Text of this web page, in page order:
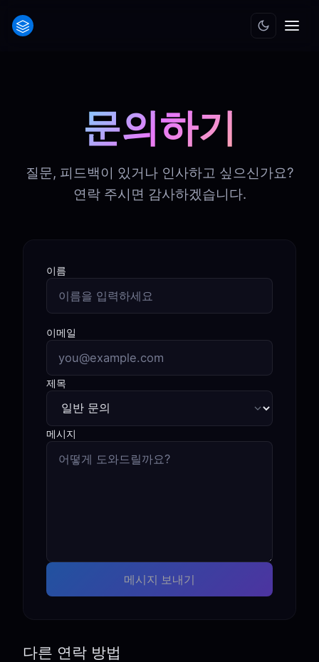
문의하기
질문, 피드백이 있거나 인사하고 싶으신가요?
연락 주시면 감사하겠습니다.
이름
이메일
제목
메시지
메시지 보내기
다른 연락 방법